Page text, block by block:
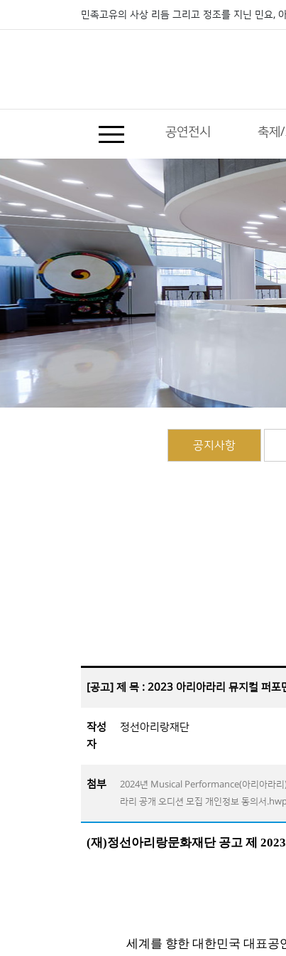
민족고유의 사상 리듬 그리고 정조를 지닌 민요,
공연전시 축제
공지사항
[공고] 제 목 : 2023 아리아라리 뮤지컬 퍼포
작성
자
정선아리랑재단
첨부 2024년 Musical Performance(아리아라
라리 공개 오디션 모집 개인정보 동의서
(재)정선아리랑문화재단 공고 제
세계를 향한 대한민국 대표공